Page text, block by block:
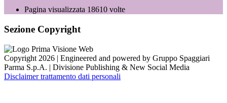
Pagina visualizzata 18610 volte
Sezione Copyright
Copyright 2026 | Engineered and powered by Gruppo Spaggiari
Parma S.p.A. | Divisione Publishing & New Social Media
Disclaimer trattamento dati personali